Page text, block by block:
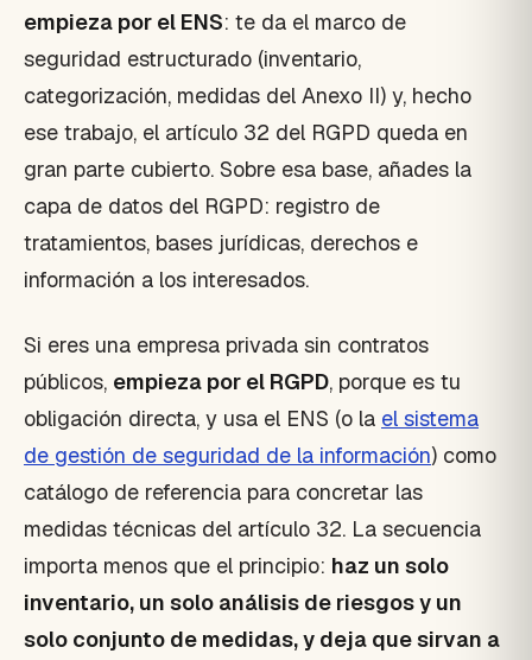
empieza por el ENS: te da el marco de
seguridad estructurado (inventario,
categorización, medidas del Anexo II) y, hecho
ese trabajo, el artículo 32 del RGPD queda en
gran parte cubierto. Sobre esa base, añades la
capa de datos del RGPD: registro de
tratamientos, bases jurídicas, derechos e
información a los interesados.
Si eres una empresa privada sin contratos
públicos, empieza por el RGPD, porque es tu
obligación directa, y usa el ENS (o la el sistema
de gestión de seguridad de la información) como
catálogo de referencia para concretar las
medidas técnicas del artículo 32. La secuencia
importa menos que el principio: haz un solo
inventario, un solo análisis de riesgos y un
solo conjunto de medidas, y deja que sirvan a